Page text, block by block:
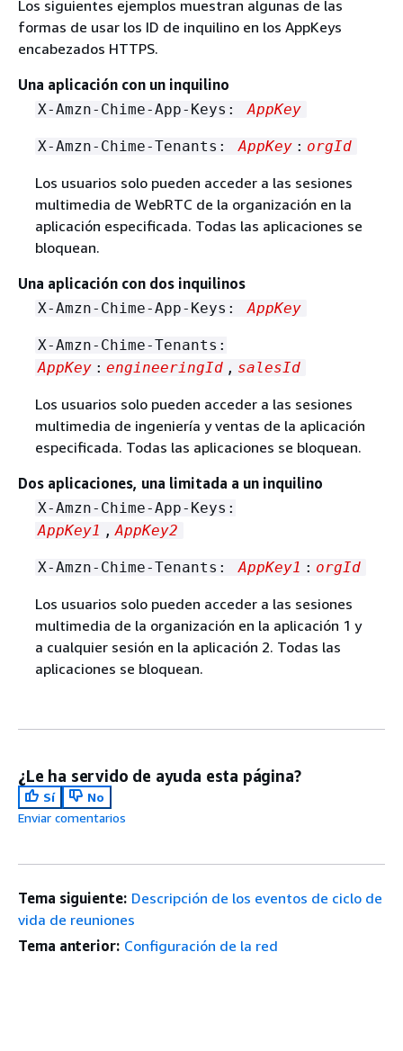
Los siguientes ejemplos muestran algunas de las
formas de usar los ID de inquilino en los AppKeys
encabezados HTTPS.
Una aplicación con un inquilino
X-Amzn-Chime-App-Keys: AppKey
X-Amzn-Chime-Tenants: AppKey : orgId
Los usuarios solo pueden acceder a las sesiones
multimedia de WebRTC de la organización en la
aplicación especificada. Todas las aplicaciones se
bloquean.
Una aplicación con dos inquilinos
X-Amzn-Chime-App-Keys: AppKey
X-Amzn-Chime-Tenants:
AppKey : engineeringId , salesId
Los usuarios solo pueden acceder a las sesiones
multimedia de ingeniería y ventas de la aplicación
especificada. Todas las aplicaciones se bloquean.
Dos aplicaciones, una limitada a un inquilino
X-Amzn-Chime-App-Keys:
AppKey1 , AppKey2
X-Amzn-Chime-Tenants: AppKey1 : orgId
Los usuarios solo pueden acceder a las sesiones
multimedia de la organización en la aplicación 1 y
a cualquier sesión en la aplicación 2. Todas las
aplicaciones se bloquean.
¿Le ha servido de ayuda esta página?
Sí
No
Enviar comentarios
Tema siguiente: Descripción de los eventos de ciclo de
vida de reuniones
Tema anterior: Configuración de la red